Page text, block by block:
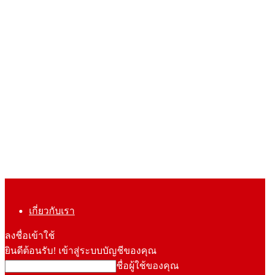
เกี่ยวกับเรา
ลงชื่อเข้าใช้
ยินดีต้อนรับ! เข้าสู่ระบบบัญชีของคุณ
ชื่อผู้ใช้ของคุณ